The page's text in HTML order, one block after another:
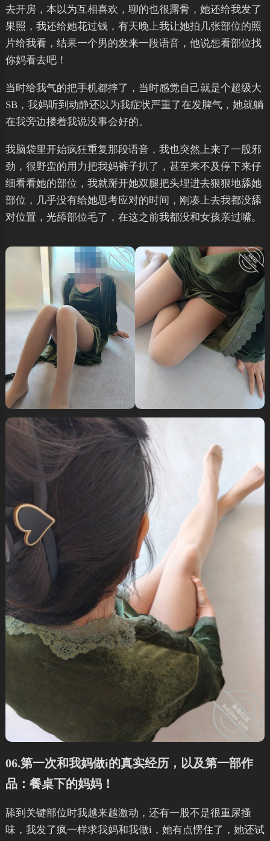
去开房，本以为互相喜欢，聊的也很露骨，她还给我发了
果照，我还给她花过钱，有天晚上我让她拍几张部位的照
片给我看，结果一个男的发来一段语音，他说想看部位找
你妈看去吧！
当时给我气的把手机都摔了，当时感觉自己就是个超级大
SB，我妈听到动静还以为我症状严重了在发脾气，她就躺
在我旁边搂着我说没事会好的。
我脑袋里开始疯狂重复那段语音，我也突然上来了一股邪
劲，很野蛮的用力把我妈裤子扒了，甚至来不及停下来仔
细看看她的部位，我就掰开她双腿把头埋进去狠狠地舔她
部位，几乎没有给她思考应对的时间，刚凑上去我都没舔
对位置，光舔部位毛了，在这之前我都没和女孩亲过嘴。
06.第一次和我妈做i的真实经历，以及第一部作
品：餐桌下的妈妈！
舔到关键部位时我越来越激动，还有一股不是很重尿搔
味，我发了疯一样求我妈和我做i，她有点愣住了，她还试